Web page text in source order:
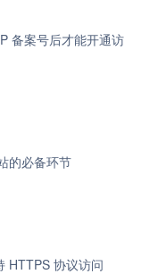
备案号后才能开通访
的必备环节
HTTPS 协议访问